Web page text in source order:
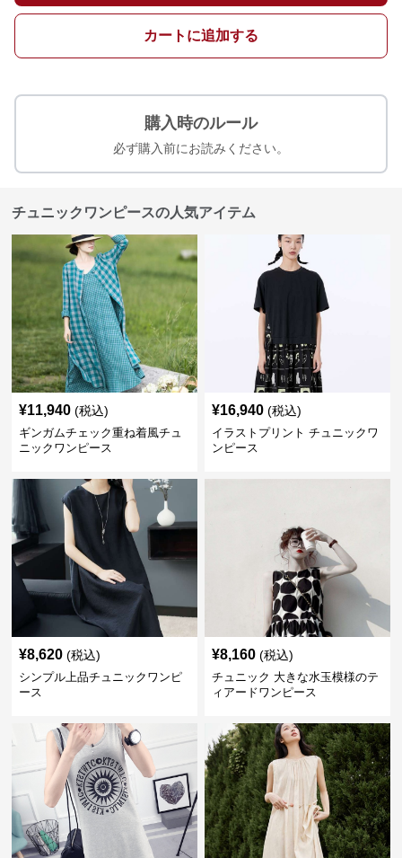
カートに追加する
購入時のルール
必ず購入前にお読みください。
チュニックワンピースの人気アイテム
¥11,940 (税込)
ギンガムチェック重ね着風チュ
ニックワンピース
¥16,940 (税込)
イラストプリント チュニックワ
ンピース
¥8,620 (税込)
シンプル上品チュニックワンピ
ース
¥8,160 (税込)
チュニック 大きな水玉模様のテ
ィアードワンピース